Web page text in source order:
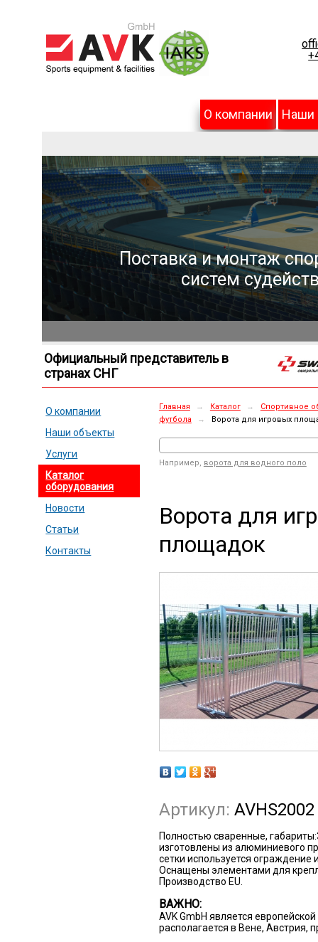
О компании Наши
Поставка и монтаж
систем
Официальный представитель в
странах СНГ
О компании
Наши объекты
Услуги
Каталог
оборудования
Новости
Статьи
Контакты
Главная → Каталог →
Спортивное
футбола
→ Ворота для игровых
Например, ворота для водного поло
Ворота для
площадок
Артикул: AVHS2002
Полностью сваренные,
изготовлены из алюминиевого
сетки используется
Оснащены элементами для
Производство EU.
ВАЖНО:
AVK GmbH является
располагается в Вене, Австрия,